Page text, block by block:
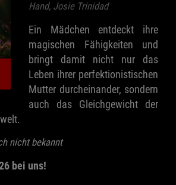
Hand, Josie Trinidad
Ein Mädchen entdeckt ihre
magischen Fähigkeiten und
bringt damit nicht nur das
Leben ihrer perfektionistischen
Mutter durcheinander, sondern
auch das Gleichgewicht der
nicht bekannt
bei uns!